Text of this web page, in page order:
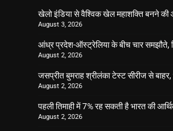
खेलो इंडिया से वैश्विक खेल महाशक्ति बनने की
August 3, 2026
आंध्र प्रदेश-ऑस्ट्रेलिया के बीच चार समझौते,
August 2, 2026
जसप्रीत बुमराह श्रीलंका टेस्ट सीरीज से
August 2, 2026
पहली तिमाही में 7% रह सकती है भारत की
August 2, 2026